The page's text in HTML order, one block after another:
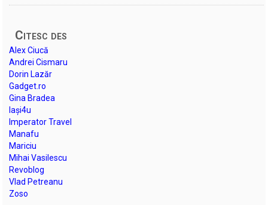
Citesc des
Alex Ciucă
Andrei Cismaru
Dorin Lazăr
Gadget.ro
Gina Bradea
Iași4u
Imperator Travel
Manafu
Mariciu
Mihai Vasilescu
Revoblog
Vlad Petreanu
Zoso